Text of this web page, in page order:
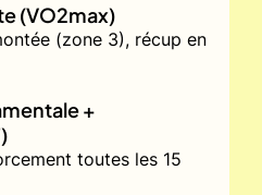
(VO2max)
(zone 3), récup en
+
toutes les 15